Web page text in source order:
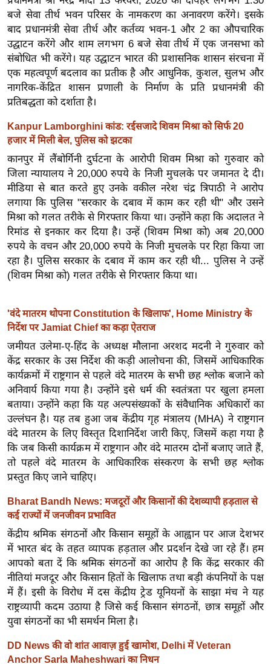
न
ज
ग
त
बॉ
ली
वु
ड
हॉ
ली
वु
ड
फि
ल्म
स
मी
क्षा
e
a
k
i
n
g
N
e
w
s
ला
इ
फ
स्टा
इ
ल
टे
क्नॉ
लॉ
जी
ब्यू
टी
बजे सेवा तीर्थ भवन परिसर के नामकरण का अनावरण करेंगे। इसके
बाद प्रधानमंत्री सेवा तीर्थ और कर्तव्य भवन-1 और 2 का औपचारिक
उद्घाटन करेंगे और शाम लगभग 6 बजे सेवा तीर्थ में एक जनसभा को
संबोधित भी करेंगे। यह उद्घाटन भारत की प्रशासनिक शासन संरचना में
एक महत्वपूर्ण बदलाव का प्रतीक है और आधुनिक, कुशल, सुलभ और
नागरिक-केंद्रित शासन प्रणाली के निर्माण के प्रति प्रधानमंत्री की
प्रतिबद्धता को दर्शाता है।
Kanpur Lamborghini कांड: रईसजादे शिवम मिश्रा को सिर्फ 20
हजार में मिली बेल, पुलिस को झटका
कानपुर में लैंबोर्गिनी दुर्घटना के आरोपी शिवम मिश्रा को गुरुवार को
जिला न्यायालय ने 20,000 रुपये के निजी मुचलके पर जमानत दे दी।
मीडिया से बात करते हुए उनके वकील नरेश चंद्र त्रिपाठी ने आरोप
लगाया कि पुलिस "सरकार के दबाव में काम कर रही थी" और उसने
मिश्रा को गलत तरीके से गिरफ्तार किया था। उन्होंने कहा कि अदालत ने
रिमांड से इनकार कर दिया है। उन्हें (शिवम मिश्रा को) अब 20,000
रुपये के वचन और 20,000 रुपये के निजी मुचलके पर रिहा किया जा
रहा है। पुलिस सरकार के दबाव में काम कर रही थी... पुलिस ने उन्हें
(शिवम मिश्रा को) गलत तरीके से गिरफ्तार किया था।
'वंदे मातरम थोपना Constitution के खिलाफ', Home Ministry के
निर्देश पर Jamiat Chief का कड़ा ऐतराज
जमीयत उलेमा-ए-हिंद के अध्यक्ष मौलाना अरशद मदनी ने गुरुवार को
केंद्र सरकार के उस निर्देश की कड़ी आलोचना की, जिसमें आधिकारिक
कार्यक्रमों में राष्ट्रगान से पहले वंदे मातरम के सभी छह श्लोक बजाने को
अनिवार्य किया गया है। उन्होंने इसे धर्म की स्वतंत्रता पर खुला हमला
बताया। उन्होंने कहा कि यह अल्पसंख्यकों के संवैधानिक अधिकारों का
उल्लंघन है। यह तब हुआ जब केंद्रीय गृह मंत्रालय (MHA) ने राष्ट्रगान
वंदे मातरम के लिए विस्तृत दिशानिर्देश जारी किए, जिसमें कहा गया है
कि जब किसी कार्यक्रम में राष्ट्रगान और वंदे मातरम दोनों बजाए जाते हैं,
तो पहले वंदे मातरम के आधिकारिक संस्करण के सभी छह श्लोक
प्रस्तुत किए जाने चाहिए।
Bharat Bandh News: मजदूरों और किसानों की देशव्यापी हड़ताल से
कई राज्यों में जनजीवन प्रभावित
केंद्रीय श्रमिक संगठनों और किसान समूहों के आह्वान पर आज देशभर
में भारत बंद के तहत व्यापक हड़ताल और प्रदर्शन देखे जा रहे हैं। हम
आपको बता दें कि श्रमिक संगठनों का आरोप है कि केंद्र सरकार की
नीतियां मजदूर और किसान हितों के खिलाफ तथा बड़ी कंपनियों के पक्ष
में हैं। इसी के विरोध में दस केंद्रीय ट्रेड यूनियनों के साझा मंच ने यह
राष्ट्रव्यापी कदम उठाया है जिसे कई किसान संगठनों, छात्र समूहों और
युवा संगठनों का भी समर्थन मिला है।
DD News की वो शांत आवाज़ हुई खामोश, Delhi में Veteran
Anchor Sarla Maheshwari का निधन